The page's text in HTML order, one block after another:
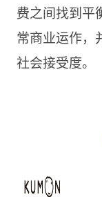
费之间找到平
常商业运作，
社会接受度。